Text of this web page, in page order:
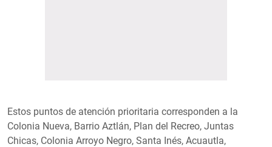
Estos puntos de atención prioritaria corresponden a la
Colonia Nueva, Barrio Aztlán, Plan del Recreo, Juntas
Chicas, Colonia Arroyo Negro, Santa Inés, Acuautla,